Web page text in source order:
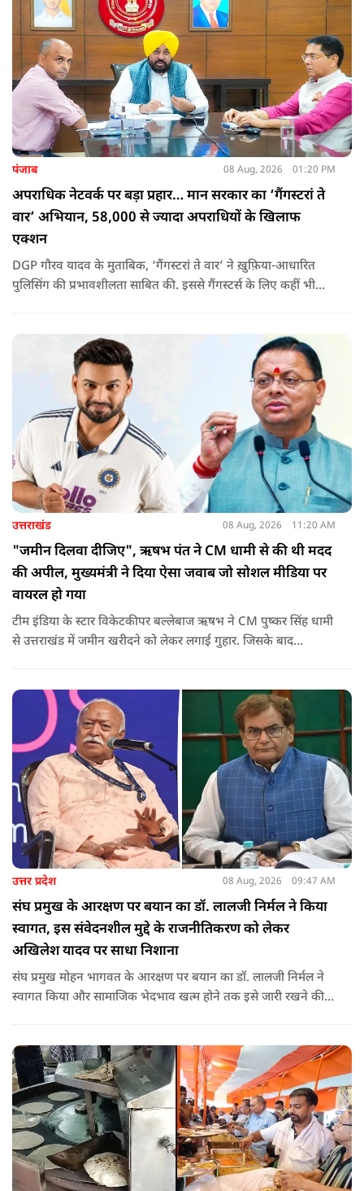
पंजाब 08 Aug, 2026 01:20 PM
अपराधिक नेटवर्क पर बड़ा प्रहार… मान सरकार का ‘गैंगस्टरां ते
वार’ अभियान, 58,000 से ज्यादा अपराधियों के खिलाफ
एक्शन
DGP गौरव यादव के मुताबिक, ‘गैंगस्टरां ते वार’ ने ख़ुफ़िया-आधारित
पुलिसिंग की प्रभावशीलता साबित की. इससे गैंगस्टर्स के लिए कहीं भी
उत्तराखंड 08 Aug, 2026 11:20 AM
"जमीन दिलवा दीजिए", ऋषभ पंत ने CM धामी से की थी मदद
की अपील, मुख्यमंत्री ने दिया ऐसा जवाब जो सोशल मीडिया पर
वायरल हो गया
टीम इंडिया के स्टार विकेटकीपर बल्लेबाज ऋषभ ने CM पुष्कर सिंह धामी
से उत्तराखंड में जमीन खरीदने को लेकर लगाई गुहार. जिसके बाद
उत्तर प्रदेश 08 Aug, 2026 09:47 AM
संघ प्रमुख के आरक्षण पर बयान का डॉ. लालजी निर्मल ने किया
स्वागत, इस संवेदनशील मुद्दे के राजनीतिकरण को लेकर
अखिलेश यादव पर साधा निशाना
संघ प्रमुख मोहन भागवत के आरक्षण पर बयान का डॉ. लालजी निर्मल ने
स्वागत किया और सामाजिक भेदभाव खत्म होने तक इसे जारी रखने की